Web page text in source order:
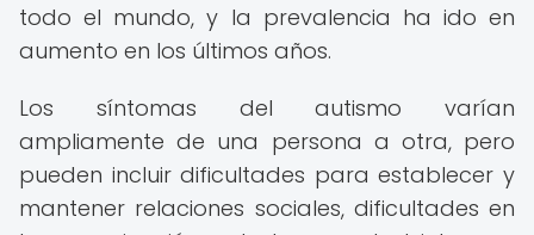
todo el mundo, y la prevalencia ha ido en
aumento en los últimos años.
Los síntomas del autismo varían
ampliamente de una persona a otra, pero
pueden incluir dificultades para establecer y
mantener relaciones sociales, dificultades en